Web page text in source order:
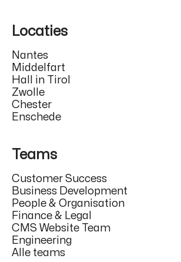
Locaties
Nantes
Middelfart
Hall in Tirol
Zwolle
Chester
Enschede
Teams
Customer Success
Business Development
People & Organisation
Finance & Legal
CMS Website Team
Engineering
Alle teams